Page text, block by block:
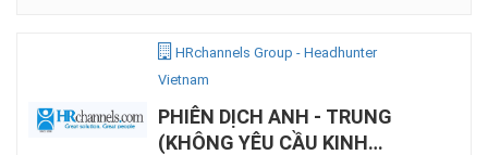
HRchannels Group - Headhunter
Vietnam
PHIÊN DỊCH ANH - TRUNG
(KHÔNG YÊU CẦU KINH